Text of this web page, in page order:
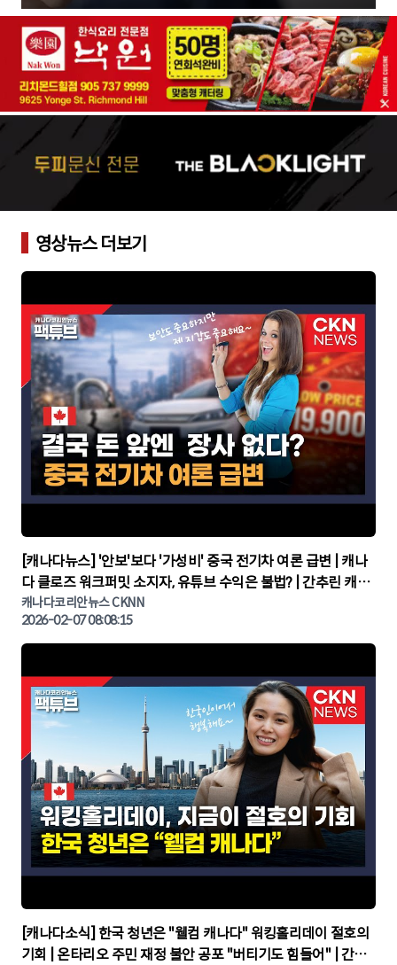
영상뉴스 더보기
▶
[캐나다뉴스] '안보'보다 '가성비' 중국 전기차 여론 급변 | 캐나
다 클로즈 워크퍼밋 소지자, 유튜브 수익은 불법? | 간추린 캐나
다뉴스 | CKNNEWS, 캐나다코리안뉴스
캐나다코리안뉴스 CKNN
2026-02-07 08:08:15
▶
[캐나다소식] 한국 청년은 "웰컴 캐나다" 워킹홀리데이 절호의
기회 | 온타리오 주민 재정 불안 공포 "버티기도 힘들어" | 간추